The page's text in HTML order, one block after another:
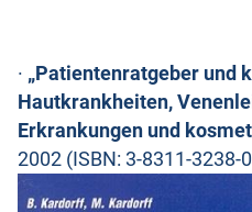
· „Patientenratgeber und
Hautkrankheiten,
Erkrankungen und
2002 (ISBN: 3-8311-3238-